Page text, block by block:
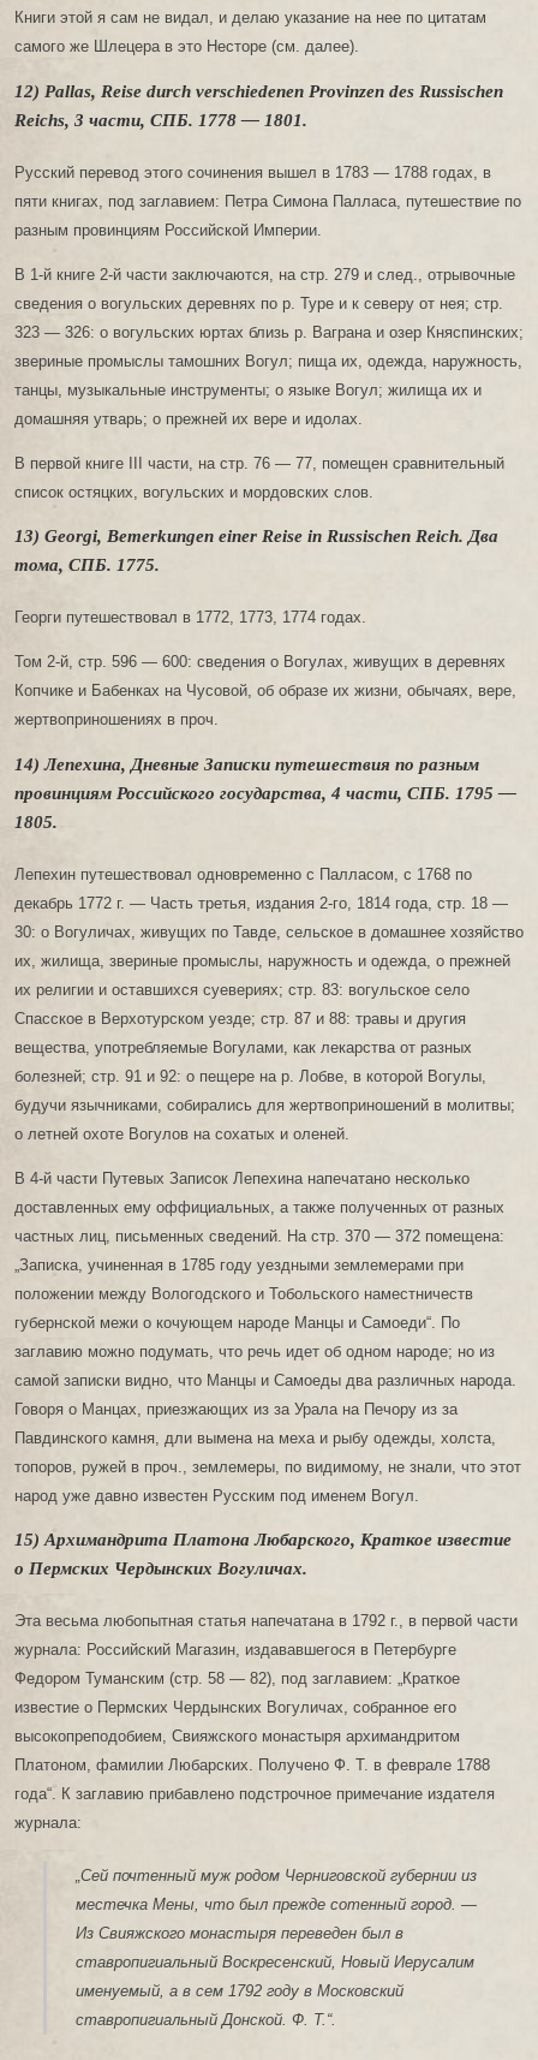
Книги этой я сам не видал, и делаю указание на нее по цитатам
самого же Шлецера в это Несторе (см. далее).
12) Pallas, Reise durch verschiedenen Provinzen des Russischen
Reichs, 3 части, СПБ. 1778 — 1801.
Русский перевод этого сочинения вышел в 1783 — 1788 годах, в
пяти книгах, под заглавием: Петра Симона Палласа, путешествие по
разным провинциям Российской Империи.
В 1-й книге 2-й части заключаются, на стр. 279 и след., отрывочные
сведения о вогульских деревнях по р. Туре и к северу от нея; стр.
323 — 326: о вогульских юртах близь р. Ваграна и озер Княспинских;
звериные промыслы тамошних Вогул; пища их, одежда, наружность,
танцы, музыкальные инструменты; о языке Вогул; жилища их и
домашняя утварь; о прежней их вере и идолах.
В первой книге III части, на стр. 76 — 77, помещен сравнительный
список остяцких, вогульских и мордовских слов.
13) Georgi, Bemerkungen einer Reise in Russischen Reich. Два
тома, СПБ. 1775.
Георги путешествовал в 1772, 1773, 1774 годах.
Том 2-й, стр. 596 — 600: сведения о Вогулах, живущих в деревнях
Копчике и Бабенках на Чусовой, об образе их жизни, обычаях, вере,
жертвоприношениях в проч.
14) Лепехина, Дневные Записки путешествия по разным
провинциям Российского государства, 4 части, СПБ. 1795 —
1805.
Лепехин путешествовал одновременно с Палласом, с 1768 по
декабрь 1772 г. — Часть третья, издания 2-го, 1814 года, стр. 18 —
30: о Вогуличах, живущих по Тавде, сельское в домашнее хозяйство
их, жилища, звериные промыслы, наружность и одежда, о прежней
их религии и оставшихся суевериях; стр. 83: вогульское село
Спасское в Верхотурском уезде; стр. 87 и 88: травы и другия
вещества, употребляемые Вогулами, как лекарства от разных
болезней; стр. 91 и 92: о пещере на р. Лобве, в которой Вогулы,
будучи язычниками, собирались для жертвоприношений в молитвы;
о летней охоте Вогулов на сохатых и оленей.
В 4-й части Путевых Записок Лепехина напечатано несколько
доставленных ему оффициальных, а также полученных от разных
частных лиц, письменных сведений. На стр. 370 — 372 помещена:
„Записка, учиненная в 1785 году уездными землемерами при
положении между Вологодского и Тобольского наместничеств
губернской межи о кочующем народе Манцы и Самоеди“. По
заглавию можно подумать, что речь идет об одном народе; но из
самой записки видно, что Манцы и Самоеды два различных народа.
Говоря о Манцах, приезжающих из за Урала на Печору из за
Павдинского камня, дли вымена на меха и рыбу одежды, холста,
топоров, ружей в проч., землемеры, по видимому, не знали, что этот
народ уже давно известен Русским под именем Вогул.
15) Архимандрита Платона Любарского, Краткое известие
о Пермских Чердынских Вогуличах.
Эта весьма любопытная статья напечатана в 1792 г., в первой части
журнала: Российский Магазин, издававшегося в Петербурге
Федором Туманским (стр. 58 — 82), под заглавием: „Краткое
известие о Пермских Чердынских Вогуличах, собранное его
высокопреподобием, Свияжского монастыря архимандритом
Платоном, фамилии Любарских. Получено Ф. Т. в феврале 1788
года“. К заглавию прибавлено подстрочное примечание издателя
журнала:
„Сей почтенный муж родом Черниговской губернии из
местечка Мены, что был прежде сотенный город. —
Из Свияжского монастыря переведен был в
ставропигиальный Воскресенский, Новый Иерусалим
именуемый, а в сем 1792 году в Московский
ставропигиальный Донской. Ф. Т.“.